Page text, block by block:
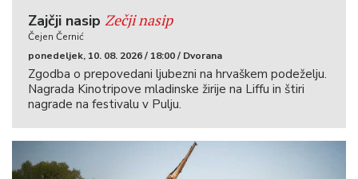
Zajčji nasip Zečji nasip
Čejen Černić
ponedeljek, 10. 08. 2026 / 18:00 / Dvorana
Zgodba o prepovedani ljubezni na hrvaškem podeželju.
Nagrada Kinotripove mladinske žirije na Liffu in štiri
nagrade na festivalu v Pulju.